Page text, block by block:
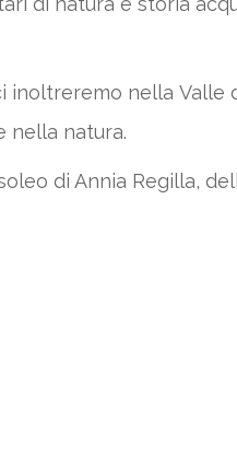
inoltreremo nella Valle
nella natura.
di Annia Regilla,